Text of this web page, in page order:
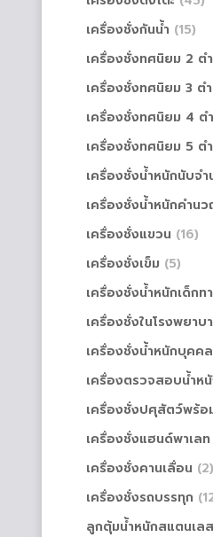
เครื่องชั่งกันน้ำ (15)
เครื่องชั่งทศนิยม 2 ต
เครื่องชั่งทศนิยม 3 ต
เครื่องชั่งทศนิยม 4 ต
เครื่องชั่งทศนิยม 5 ต
เครื่องชั่งน้ำหนักนับจำ
เครื่องชั่งน้ำหนักคำน
เครื่องชั่งแขวน (16)
เครื่องชั่งเข็ม (5)
เครื่องชั่งน้ำหนักเด็กท
เครื่องชั่งในโรงพยาบ
เครื่องชั่งน้ำหนักบุคคล
เครื่องตรวจสอบน้ำห
เครื่องชั่งปศุสัตว์พร้อ
เครื่องชั่งแฮนด์พาเลท
เครื่องชั่งคานเลื่อน (2)
เครื่องชั่งรถบรรทุก
ลูกตุ้มน้ำหนักสแตนเลส